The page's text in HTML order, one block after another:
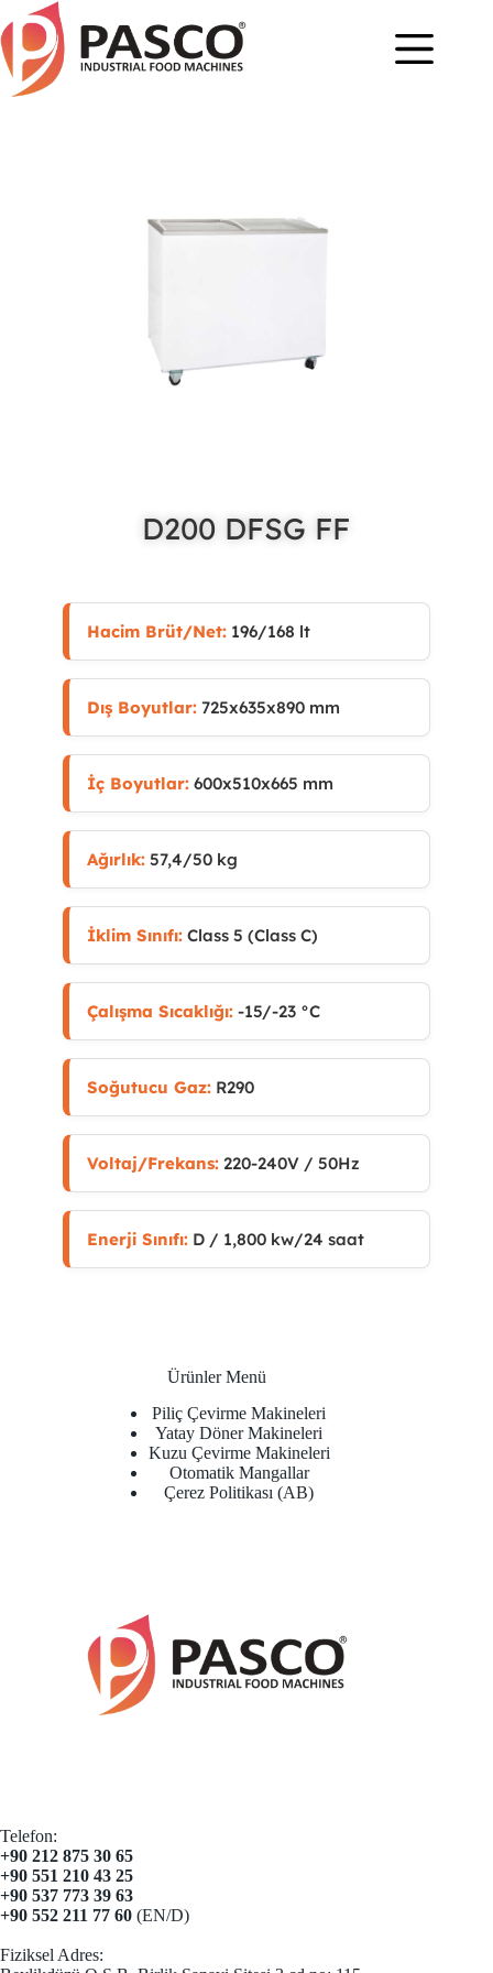
D200 DFSG FF
Hacim Brüt/Net:196/168 lt
Dış Boyutlar:725x635x890 mm
İç Boyutlar:600x510x665 mm
Ağırlık:57,4/50 kg
İklim Sınıfı:Class 5 (Class C)
Çalışma Sıcaklığı:-15/-23 °C
Soğutucu Gaz:R290
Voltaj/Frekans:220-240V / 50Hz
Enerji Sınıfı:D / 1,800 kw/24 saat
Ürünler Menü
Piliç Çevirme Makineleri
Yatay Döner Makineleri
Kuzu Çevirme Makineleri
Otomatik Mangallar
Çerez Politikası (AB)
Telefon:
+90 212 875 30 65
+90 551 210 43 25
+90 537 773 39 63
+90 552 211 77 60 (EN/D)
Fiziksel Adres: